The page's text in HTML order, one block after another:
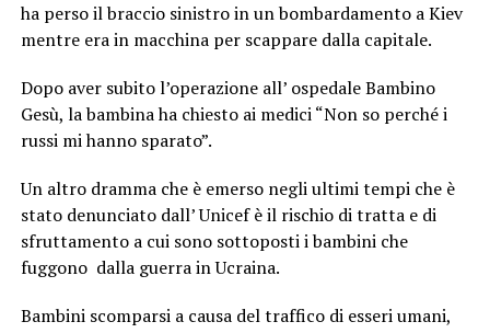
ha perso il braccio sinistro in un bombardamento a Kiev
mentre era in macchina per scappare dalla capitale.
Dopo aver subito l’operazione all’ ospedale Bambino
Gesù, la bambina ha chiesto ai medici “Non so perché i
russi mi hanno sparato”.
Un altro dramma che è emerso negli ultimi tempi che è
stato denunciato dall’ Unicef è il rischio di tratta e di
sfruttamento a cui sono sottoposti i bambini che
fuggono dalla guerra in Ucraina.
Bambini scomparsi a causa del traffico di esseri umani,